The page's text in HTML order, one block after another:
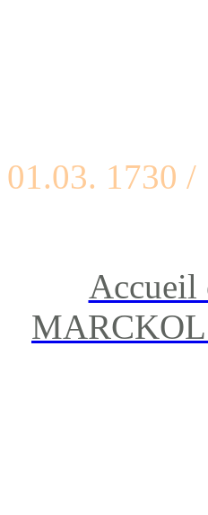
01.03. 1730 /
Accueil